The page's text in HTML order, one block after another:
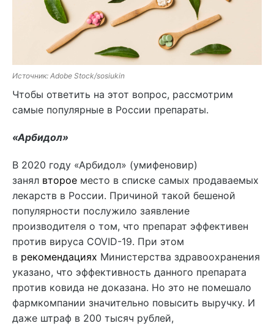
Источник: Adobe Stock/sosiukin
Чтобы ответить на этот вопрос, рассмотрим
самые популярные в России препараты.
«Арбидол»
В 2020 году «Арбидол» (умифеновир)
занял второе место в списке самых продаваемых
лекарств в России. Причиной такой бешеной
популярности послужило заявление
производителя о том, что препарат эффективен
против вируса COVID-19. При этом
в рекомендациях Министерства здравоохранения
указано, что эффективность данного препарата
против ковида не доказана. Но это не помешало
фармкомпании значительно повысить выручку. И
даже штраф в 200 тысяч рублей,